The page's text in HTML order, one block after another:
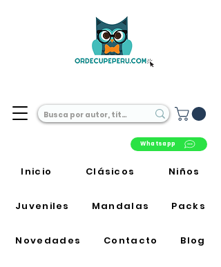
Whatsapp
Inicio Clásicos Niños
Juveniles Mandalas Packs
Novedades Contacto Blog